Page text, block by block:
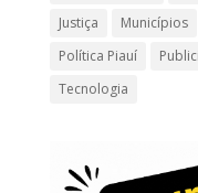
Justiça
Municípios
Política Piauí
Tecnologia